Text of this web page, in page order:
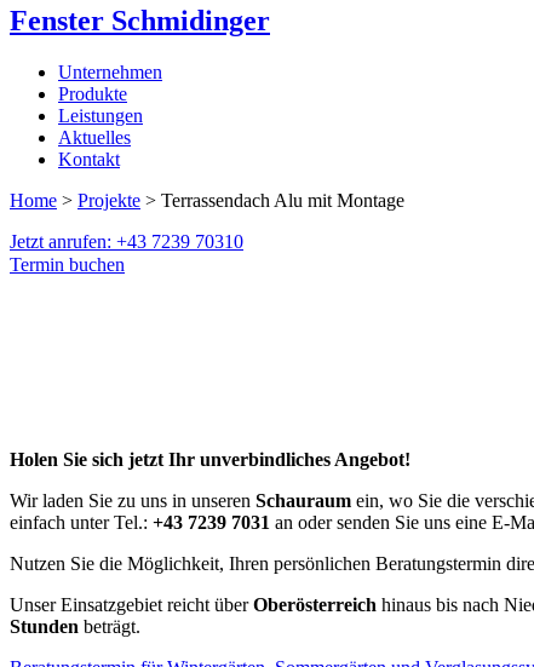
Fenster Schmidinger
Unternehmen
Produkte
Leistungen
Aktuelles
Kontakt
Home > Projekte > Terrassendach Alu mit Montage
Jetzt anrufen: +43 7239 70310
Termin buchen
Holen Sie sich jetzt Ihr unverbindliches Angebot!
Wir laden Sie zu uns in unseren Schauraum ein, wo Sie die
einfach unter Tel.: +43 7239 7031 an oder senden Sie uns eine E-
Nutzen Sie die Möglichkeit, Ihren persönlichen Beratungstermin
Unser Einsatzgebiet reicht überOberösterreich hinaus bis nach
Stunden beträgt.